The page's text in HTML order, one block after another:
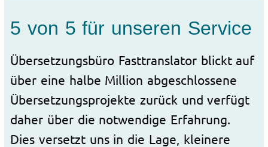
5 von 5 für unseren Service
Übersetzungsbüro Fasttranslator blickt auf
über eine halbe Million abgeschlossene
Übersetzungsprojekte zurück und verfügt
daher über die notwendige Erfahrung.
Dies versetzt uns in die Lage, kleinere